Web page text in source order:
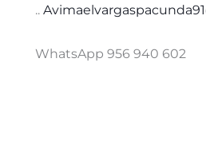
..
WhatsApp 956 940 602